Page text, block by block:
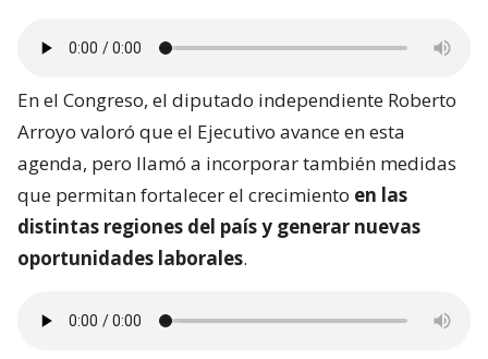
En el Congreso, el diputado independiente Roberto
Arroyo valoró que el Ejecutivo avance en esta
agenda, pero llamó a incorporar también medidas
que permitan fortalecer el crecimiento en las
distintas regiones del país y generar nuevas
oportunidades laborales.